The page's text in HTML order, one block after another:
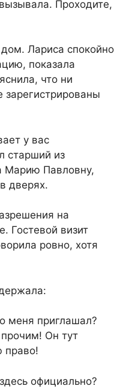
Проходите,
Лариса спокойно
показала
что ни
зарегистрированы
у вас
старший из
Марию Павловну,
дверях.
на
Гостевой визит
ровно, хотя
меня приглашал?
Он тут
право!
официально?